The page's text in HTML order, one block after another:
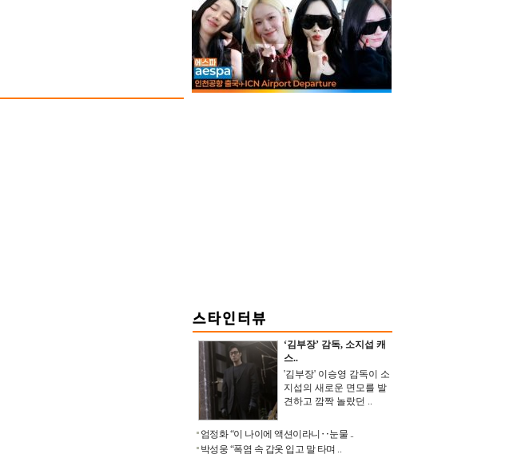
‘김부장’ 감독, 소지섭 캐
스..
'김부장' 이승영 감독이 소
지섭의 새로운 면모를 발
견하고 깜짝 놀랐던 ..
엄정화 “이 나이에 액션이라니‥눈물 ..
박성웅 “폭염 속 갑옷 입고 말 타며 ..